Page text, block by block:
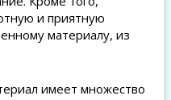
и приятную
материалу, из
имеет множество